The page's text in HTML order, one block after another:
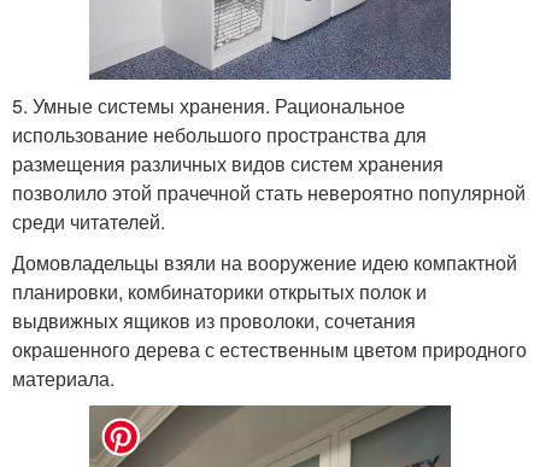
5. Умные системы хранения. Рациональное
использование небольшого пространства для
размещения различных видов систем хранения
позволило этой прачечной стать невероятно популярной
среди читателей.
Домовладельцы взяли на вооружение идею компактной
планировки, комбинаторики открытых полок и
выдвижных ящиков из проволоки, сочетания
окрашенного дерева с естественным цветом природного
материала.